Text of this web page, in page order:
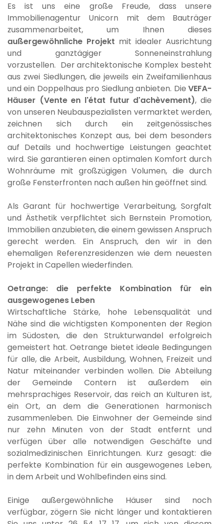
Es ist uns eine große Freude, dass unsere
Immobilienagentur Unicorn mit dem Bauträger
zusammenarbeitet, um Ihnen dieses
außergewöhnliche Projekt mit idealer Ausrichtung
und ganztägiger Sonneneinstrahlung
vorzustellen. Der architektonische Komplex besteht
aus zwei Siedlungen, die jeweils ein Zweifamilienhaus
und ein Doppelhaus pro Siedlung anbieten. Die VEFA-
Häuser (Vente en l'état futur d'achèvement), die
von unseren Neubauspezialisten vermarktet werden,
zeichnen sich durch ein zeitgenössisches
architektonisches Konzept aus, bei dem besonders
auf Details und hochwertige Leistungen geachtet
wird. Sie garantieren einen optimalen Komfort durch
Wohnräume mit großzügigen Volumen, die durch
große Fensterfronten nach außen hin geöffnet sind.
Als Garant für hochwertige Verarbeitung, Sorgfalt
und Ästhetik verpflichtet sich Bernstein Promotion,
Immobilien anzubieten, die einem gewissen Anspruch
gerecht werden. Ein Anspruch, den wir in den
ehemaligen Referenzresidenzen wie dem neuesten
Projekt in Capellen wiederfinden.
Oetrange: die perfekte Kombination für ein
ausgewogenes Leben
Wirtschaftliche Stärke, hohe Lebensqualität und
Nähe sind die wichtigsten Komponenten der Region
im Südosten, die den Strukturwandel erfolgreich
gemeistert hat. Oetrange bietet ideale Bedingungen
für alle, die Arbeit, Ausbildung, Wohnen, Freizeit und
Natur miteinander verbinden wollen. Die Abteilung
der Gemeinde Contern ist außerdem ein
mehrsprachiges Reservoir, das reich an Kulturen ist,
ein Ort, an dem die Generationen harmonisch
zusammenleben. Die Einwohner der Gemeinde sind
nur zehn Minuten von der Stadt entfernt und
verfügen über alle notwendigen Geschäfte und
sozialmedizinischen Einrichtungen. Kurz gesagt: die
perfekte Kombination für ein ausgewogenes Leben,
in dem Arbeit und Wohlbefinden eins sind.
Einige außergewöhnliche Häuser sind noch
verfügbar, zögern Sie nicht länger und kontaktieren